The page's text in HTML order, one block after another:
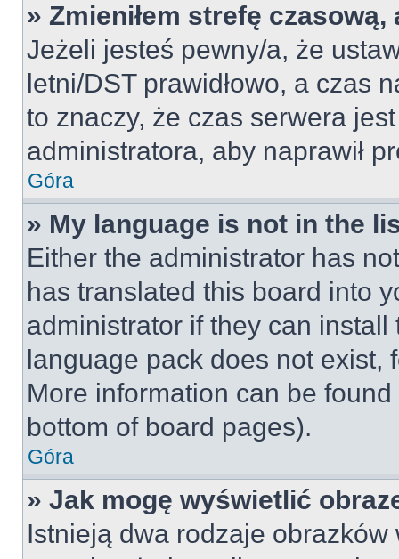
» Zmieniłem strefę
Jeżeli jesteś pewny/a, że
letni/DST prawidłowo, a czas
to znaczy, że czas serwera
administratora, aby naprawił
Góra
» My language is not in the
Either the administrator has
has translated this board into
administrator if they can
language pack does not exist,
More information can be
bottom of board pages).
Góra
» Jak mogę wyświetlić
Istnieją dwa rodzaje